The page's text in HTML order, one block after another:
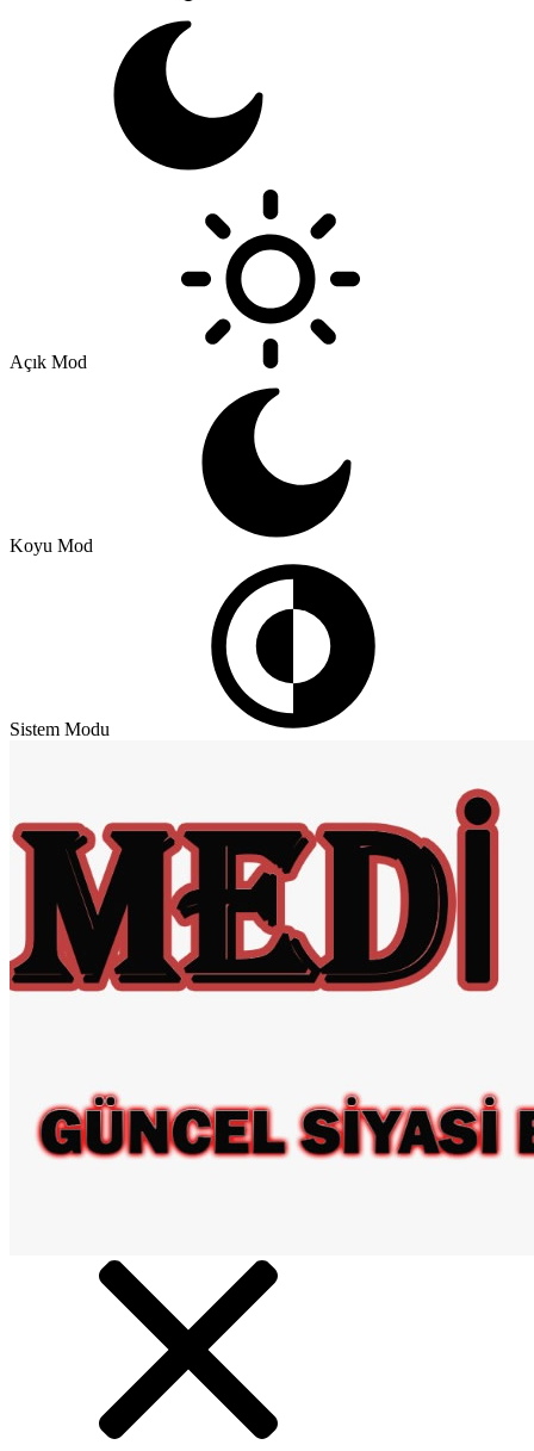
Açık Mod
Koyu Mod
Sistem Modu